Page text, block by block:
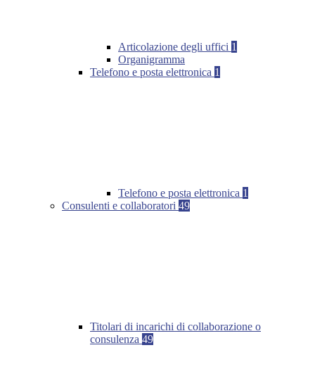
Articolazione degli uffici 1
Organigramma
Telefono e posta elettronica 1
Telefono e posta elettronica 1
Consulenti e collaboratori 49
Titolari di incarichi di collaborazione o
consulenza 49